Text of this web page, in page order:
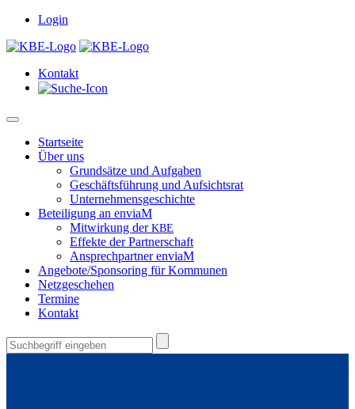
Login
Kon­takt
Start­seite
Über uns
Grund­sätze und Aufgaben
Geschäfts­führung und Aufsichtsrat
Unternehmensgeschichte
Beteili­gung an enviaM
Mitwirkung derKBE
Effek­te der Partnerschaft
Ansprech­part­ner enviaM
Angebote/Sponsoring für Kommunen
Net­zgeschehen
Ter­mine
Kon­takt